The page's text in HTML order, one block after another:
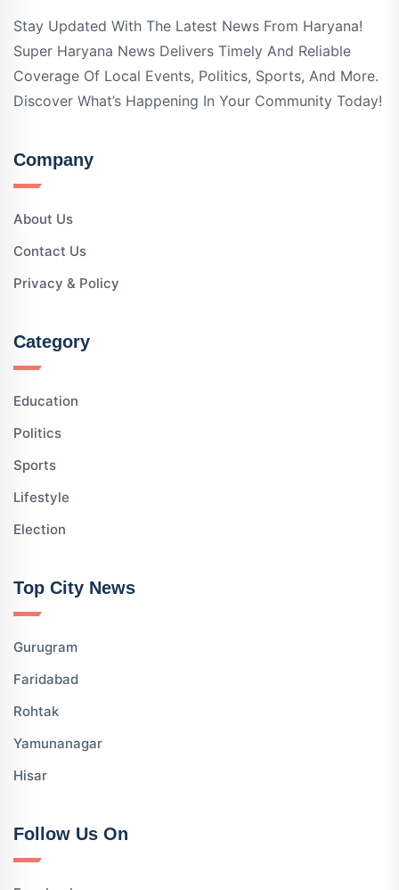
Stay Updated With The Latest News From Haryana!
Super Haryana News Delivers Timely And Reliable
Coverage Of Local Events, Politics, Sports, And More.
Discover What’s Happening In Your Community Today!
Company
About Us
Contact Us
Privacy & Policy
Category
Education
Politics
Sports
Lifestyle
Election
Top City News
Gurugram
Faridabad
Rohtak
Yamunanagar
Hisar
Follow Us On